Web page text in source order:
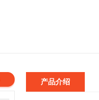
产品介绍